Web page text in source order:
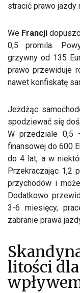
stracić prawo jazdy
We Francji
0,5 promila.
grzywny od 135
prawo przewiduje
nawet konfiskatę
Jeżdżąc
spodziewać się
W przedziale 0,5
finansowej do 600
do 4 lat, a w
Przekraczając 1,2
przychodów i
Dodatkowo
3-6 miesięcy,
zabranie prawa
litości